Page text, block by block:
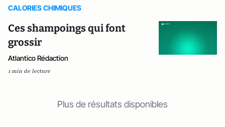
CALORIES CHIMIQUES
Ces shampoings qui font
grossir
Atlantico Rédaction
1 min de lecture
Plus de résultats disponibles